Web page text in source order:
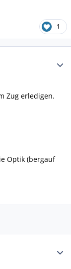
1
Zug erledigen.
Optik (bergauf